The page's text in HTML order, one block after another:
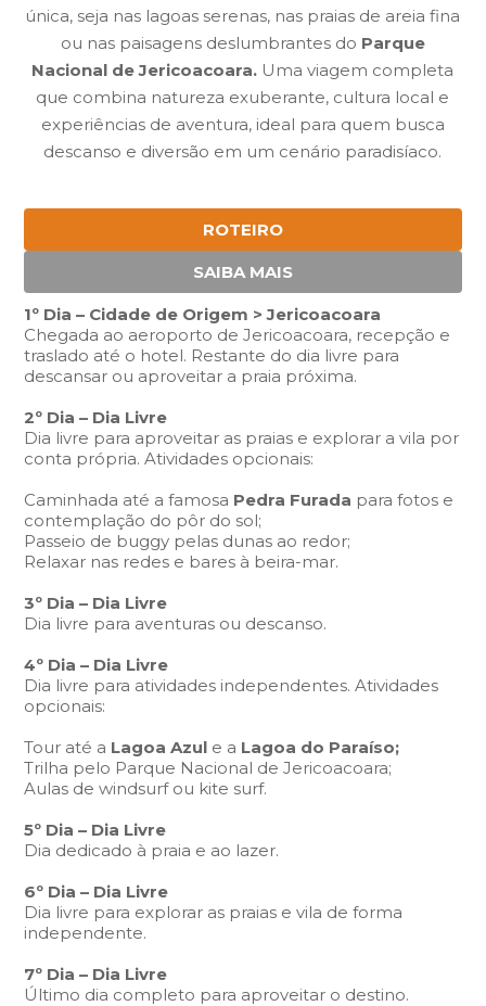
única, seja nas lagoas serenas, nas praias de areia fina
ou nas paisagens deslumbrantes do Parque
Nacional de Jericoacoara. Uma viagem completa
que combina natureza exuberante, cultura local e
experiências de aventura, ideal para quem busca
descanso e diversão em um cenário paradisíaco.
ROTEIRO
SAIBA MAIS
1º Dia – Cidade de Origem > Jericoacoara
Chegada ao aeroporto de Jericoacoara, recepção e
traslado até o hotel. Restante do dia livre para
descansar ou aproveitar a praia próxima.
2º Dia – Dia Livre
Dia livre para aproveitar as praias e explorar a vila por
conta própria. Atividades opcionais:
Caminhada até a famosa Pedra Furada para fotos e
contemplação do pôr do sol;
Passeio de buggy pelas dunas ao redor;
Relaxar nas redes e bares à beira-mar.
3º Dia – Dia Livre
Dia livre para aventuras ou descanso.
4º Dia – Dia Livre
Dia livre para atividades independentes. Atividades
opcionais:
Tour até a Lagoa Azul e a Lagoa do Paraíso;
Trilha pelo Parque Nacional de Jericoacoara;
Aulas de windsurf ou kite surf.
5º Dia – Dia Livre
Dia dedicado à praia e ao lazer.
6º Dia – Dia Livre
Dia livre para explorar as praias e vila de forma
independente.
7º Dia – Dia Livre
Último dia completo para aproveitar o destino.